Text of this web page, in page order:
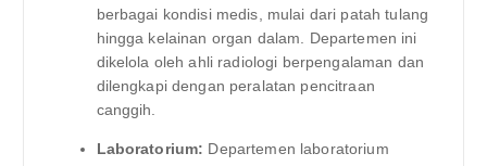
berbagai kondisi medis, mulai dari patah tulang
hingga kelainan organ dalam. Departemen ini
dikelola oleh ahli radiologi berpengalaman dan
dilengkapi dengan peralatan pencitraan
canggih.
Laboratorium: Departemen laboratorium